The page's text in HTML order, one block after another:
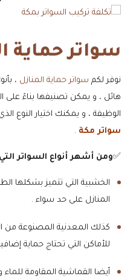
سواتر حماية
نوفر لكم سواتر حماية المنازل ،
هائل ، و يمكن تصنيفها بناءً على
الوظيفة ، و يمكنك اختيار النوع
سواتر مكة .
✅ومن أشهر أنواع السواتر
الخشبية التي تتميز بشكلها
المنازل على حد سواء .
كذلك المعدنية المصنوعة من
للأماكن التي تحتاج حماية
أيضا القماشية المقاومة